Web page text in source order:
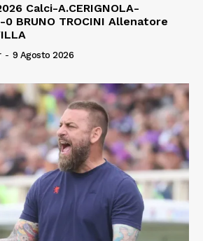
Calci-A.CERIGNOLA-
0 BRUNO TROCINI Allenatore
- 9 Agosto 2026